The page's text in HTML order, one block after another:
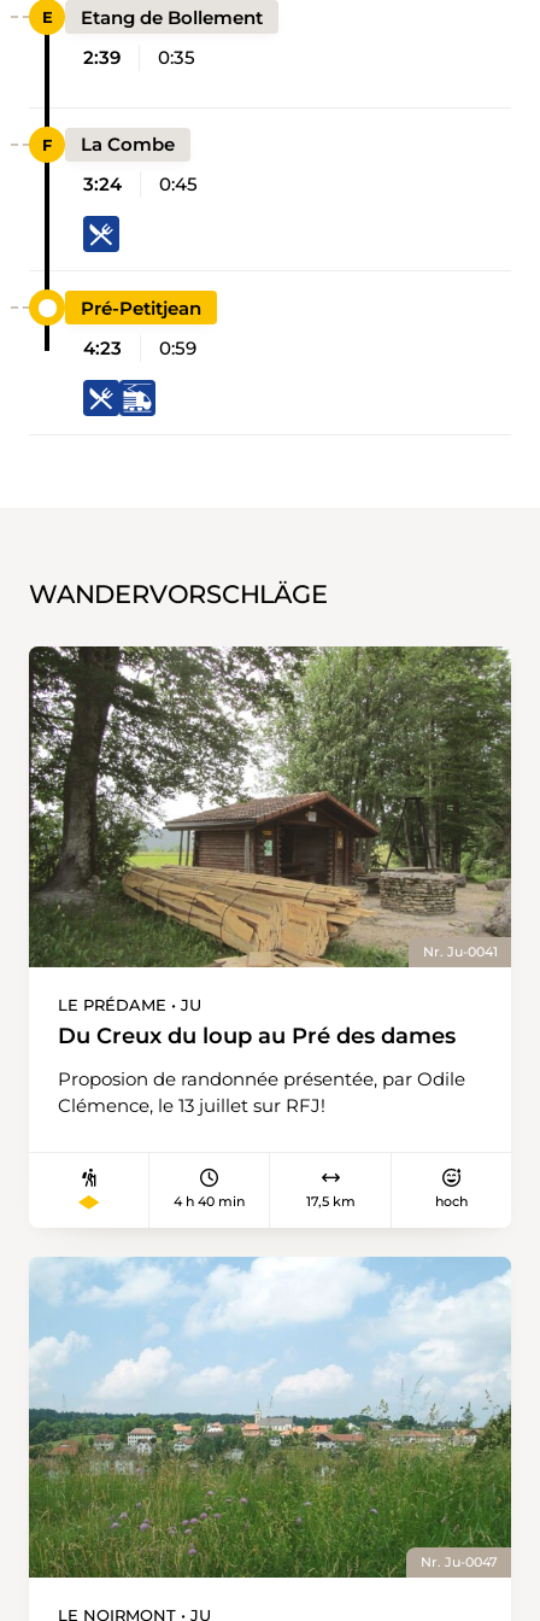
Etang de Bollement
2:39
0:35
La Combe
3:24
0:45
Pré-Petitjean
4:23
0:59
WANDERVORSCHLÄGE
Nr. Ju-0041
LE PRÉDAME • JU
Du Creux du loup au Pré des dames
Proposion de randonnée présentée, par Odile
Clémence, le 13 juillet sur RFJ!
4 h 40 min 17,5 km hoch
Nr. Ju-0047
LE NOIRMONT • JU